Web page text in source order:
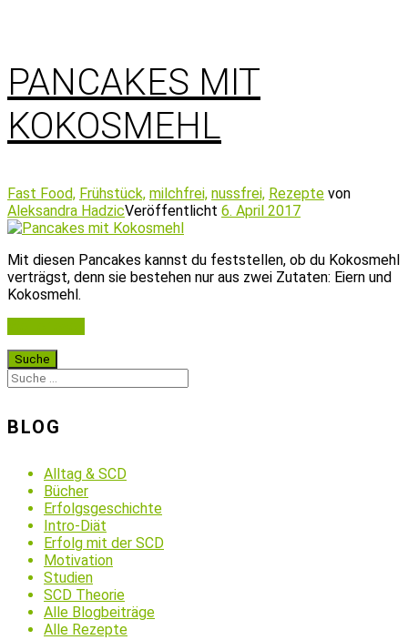
PANCAKES MIT
KOKOSMEHL
Fast Food, Frühstück, milchfrei, nussfrei, Rezepte von
Aleksandra HadzicVeröffentlicht 6. April 2017
Mit diesen Pancakes kannst du feststellen, ob du Kokosmehl
verträgst, denn sie bestehen nur aus zwei Zutaten: Eiern und
Kokosmehl.
BLOG
Alltag & SCD
Bücher
Erfolgsgeschichte
Intro-Diät
Erfolg mit der SCD
Motivation
Studien
SCD Theorie
Alle Blogbeiträge
Alle Rezepte